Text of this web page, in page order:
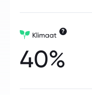
Klimaat ?
40%